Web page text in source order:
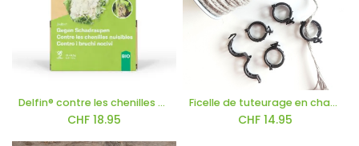
Delfin® contre les chenilles nuisibles 10 x 0.5 g
CHF 18.95
Ficelle de tuteurage en chanvre
CHF 14.95